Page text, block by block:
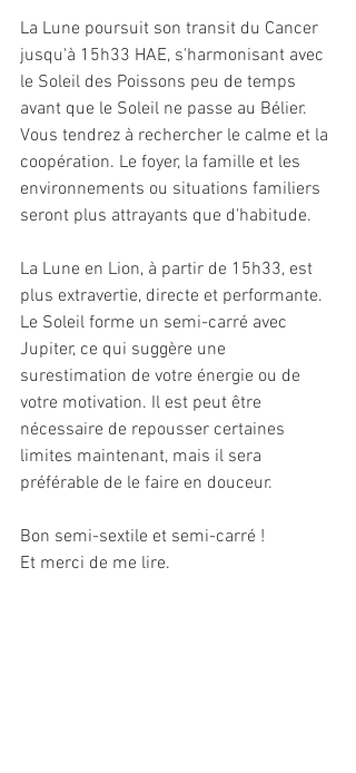
La Lune poursuit son transit du Cancer
jusqu'à 15h33 HAE, s'harmonisant avec
le Soleil des Poissons peu de temps
avant que le Soleil ne passe au Bélier.
Vous tendrez à rechercher le calme et la
coopération. Le foyer, la famille et les
environnements ou situations familiers
seront plus attrayants que d'habitude.
La Lune en Lion, à partir de 15h33, est
plus extravertie, directe et performante.
Le Soleil forme un semi-carré avec
Jupiter, ce qui suggère une
surestimation de votre énergie ou de
votre motivation. Il est peut être
nécessaire de repousser certaines
limites maintenant, mais il sera
préférable de le faire en douceur.
Bon semi-sextile et semi-carré !
Et merci de me lire.